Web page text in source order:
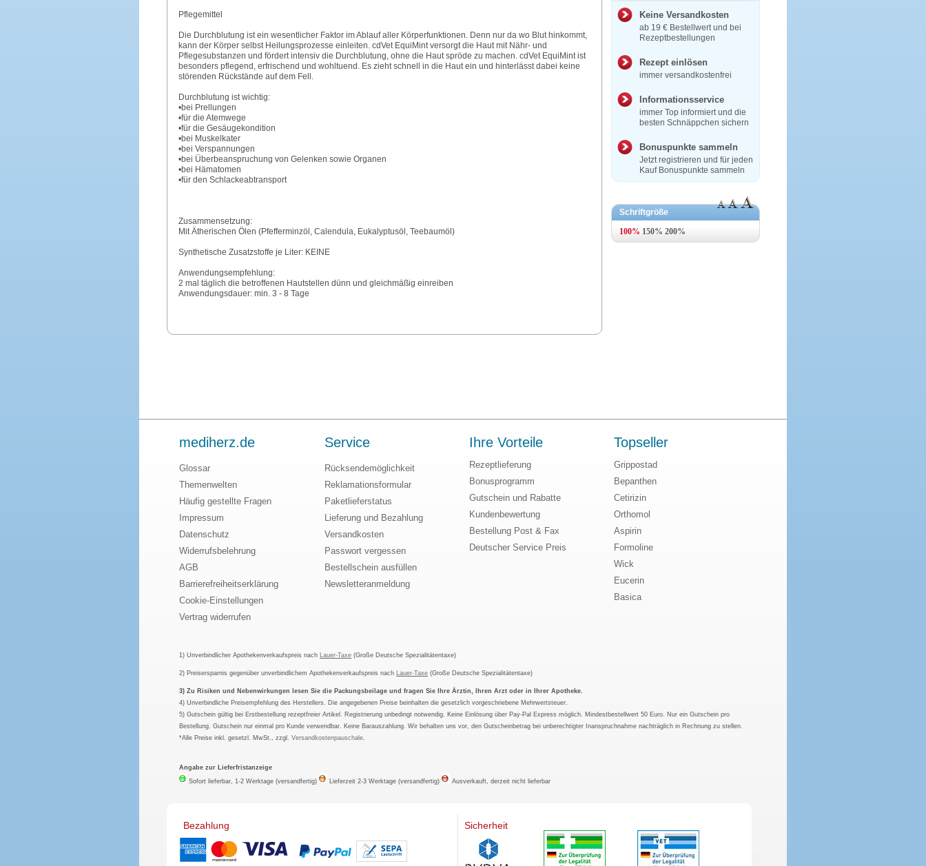
Pflegemittel
Die Durchblutung ist ein wesentlicher Faktor im Ablauf aller Körperfunktionen. Denn nur da wo Blut hinkommt,
kann der Körper selbst Heilungsprozesse einleiten. cdVet EquiMint versorgt die Haut mit Nähr- und
Pflegesubstanzen und fördert intensiv die Durchblutung, ohne die Haut spröde zu machen. cdVet EquiMint ist
besonders pflegend, erfrischend und wohltuend. Es zieht schnell in die Haut ein und hinterlässt dabei keine
störenden Rückstände auf dem Fell.
Durchblutung ist wichtig:
•bei Prellungen
•für die Atemwege
•für die Gesäugekondition
•bei Muskelkater
•bei Verspannungen
•bei Überbeanspruchung von Gelenken sowie Organen
•bei Hämatomen
•für den Schlackeabtransport
Zusammensetzung:
Mit Ätherischen Ölen (Pfefferminzöl, Calendula, Eukalyptusöl, Teebaumöl)
Synthetische Zusatzstoffe je Liter: KEINE
Anwendungsempfehlung:
2 mal täglich die betroffenen Hautstellen dünn und gleichmäßig einreiben
Anwendungsdauer: min. 3 - 8 Tage
Keine Versandkosten
ab 19 € Bestellwert und bei
Rezeptbestellungen
Rezept einlösen
immer versandkostenfrei
Informationsservice
immer Top informiert und die
besten Schnäppchen sichern
Bonuspunkte sammeln
Jetzt registrieren und für jeden
Kauf Bonuspunkte sammeln
Schriftgröße
mediherz.de
Glossar
Themenwelten
Häufig gestellte Fragen
Impressum
Datenschutz
Widerrufsbelehrung
AGB
Barrierefreiheitserklärung
Cookie-Einstellungen
Vertrag widerrufen
Service
Rücksendemöglichkeit
Reklamationsformular
Paketlieferstatus
Lieferung und Bezahlung
Versandkosten
Passwort vergessen
Bestellschein ausfüllen
Newsletteranmeldung
Ihre Vorteile
Rezeptlieferung
Bonusprogramm
Gutschein und Rabatte
Kundenbewertung
Bestellung Post & Fax
Deutscher Service Preis
Topseller
Grippostad
Bepanthen
Cetirizin
Orthomol
Aspirin
Formoline
Wick
Eucerin
Basica
1) Unverbindlicher Apothekenverkaufspreis nach Lauer-Taxe (Große Deutsche Spezialitätentaxe)
2) Preisersparnis gegenüber unverbindlichem Apothekenverkaufspreis nach Lauer-Taxe (Große Deutsche Spezialitätentaxe)
3) Zu Risiken und Nebenwirkungen lesen Sie die Packungsbeilage und fragen Sie Ihre Ärztin, Ihren Arzt oder in Ihrer Apotheke.
4) Unverbindliche Preisempfehlung des Herstellers. Die angegebenen Preise beinhalten die gesetzlich vorgeschriebene Mehrwertsteuer.
5) Gutschein gültig bei Erstbestellung rezeptfreier Artikel. Registrierung unbedingt notwendig. Keine Einlösung über Pay-Pal Express möglich. Mindestbestellwert 50 Euro. Nur ein Gutschein pro
Bestellung. Gutschein nur einmal pro Kunde verwendbar. Keine Barauszahlung. Wir behalten uns vor, den Gutscheinbetrag bei unberechtigter Inanspruchnahme nachträglich in Rechnung zu stellen.
*Alle Preise inkl. gesetzl. MwSt., zzgl.Versandkostenpauschale.
Angabe zur Lieferfristanzeige
Sofort lieferbar, 1-2 Werktage (versandfertig)
Lieferzeit 2-3 Werktage (versandfertig) Ausverkauft, derzeit nicht lieferbar
Bezahlung Sicherheit